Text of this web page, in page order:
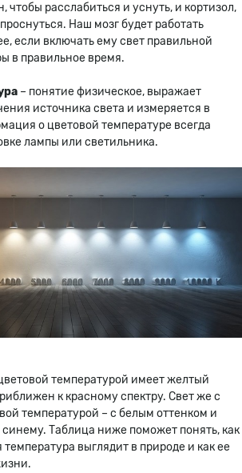
чтобы расслабиться и уснуть, и кортизол,
Наш мозг будет работать
если включать ему свет правильной
в правильное время.
– понятие физическое, выражает
источника света и измеряется в
о цветовой температуре всегда
лампы или светильника.
температурой имеет желтый
к красному спектру. Свет же с
температурой – с белым оттенком и
Таблица ниже поможет понять, как
выглядит в природе и как ее